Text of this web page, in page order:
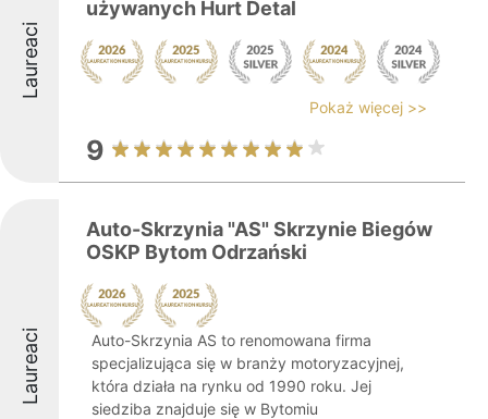
Laureaci
używanych Hurt Detal
Pokaż więcej >>
9
Laureaci
Auto-Skrzynia "AS" Skrzynie Biegów
OSKP Bytom Odrzański
Auto-Skrzynia AS to renomowana firma
specjalizująca się w branży motoryzacyjnej,
która działa na rynku od 1990 roku. Jej
siedziba znajduje się w Bytomiu